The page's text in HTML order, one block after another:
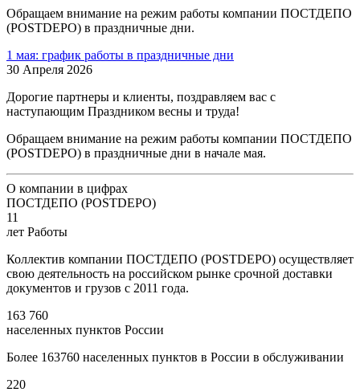
Обращаем внимание на режим работы компании ПОСТДЕПО
(POSTDEPO) в праздничные дни.
1 мая: график работы в праздничные дни
30 Апреля 2026
Дорогие партнеры и клиенты, поздравляем вас с
наступающим Праздником весны и труда!
Обращаем внимание на режим работы компании ПОСТДЕПО
(POSTDEPO) в праздничные дни в начале мая.
О компании в цифрах
ПОСТДЕПО (POSTDEPO)
11
лет Работы
Коллектив компании ПОСТДЕПО (POSTDEPO) осуществляет
свою деятельность на российском рынке срочной доставки
документов и грузов с 2011 года.
163 760
населенных пунктов России
Более 163760 населенных пунктов в России в обслуживании
220